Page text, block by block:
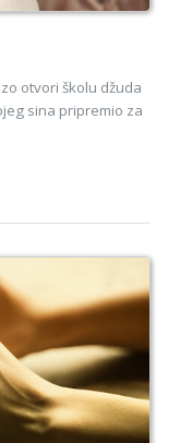
otvori školu džuda
sina pripremio za